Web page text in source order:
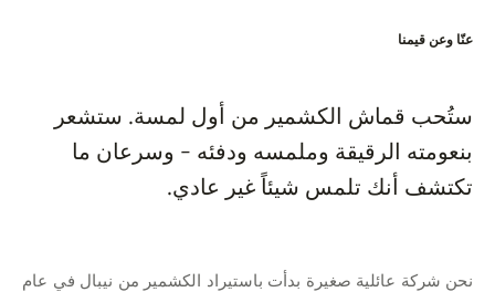
عنّا وعن قيمنا
ستُحب قماش الكشمير من أول لمسة. ستشعر
بنعومته الرقيقة وملمسه ودفئه - وسرعان ما
تكتشف أنك تلمس شيئاً غير عادي.
نحن شركة عائلية صغيرة بدأت باستيراد الكشمير من نيبال في عام